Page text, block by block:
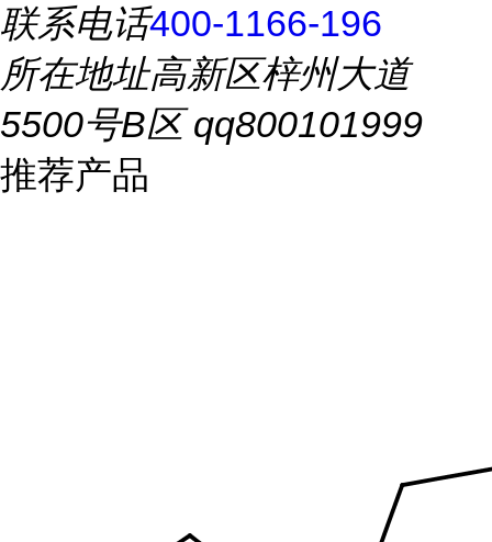
联系电话400-1166-196
所在地址高新区梓州大道
5500号B区 qq800101999
推荐产品